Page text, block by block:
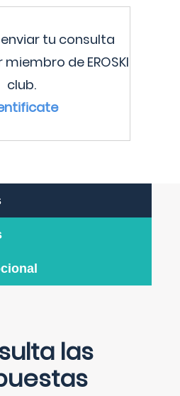
tu consulta
de EROSKI
club.
las